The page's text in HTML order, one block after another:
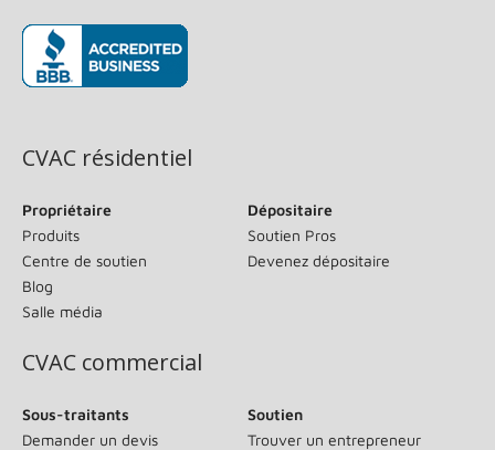
CVAC résidentiel
Propriétaire
Produits
Centre de soutien
Blog
Salle média
Dépositaire
Soutien Pros
Devenez dépositaire
CVAC commercial
Sous-traitants
Demander un devis
Soutien
Trouver un entrepreneur